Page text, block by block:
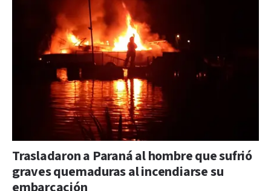
Trasladaron a Paraná al hombre que sufrió
graves quemaduras al incendiarse su
embarcación